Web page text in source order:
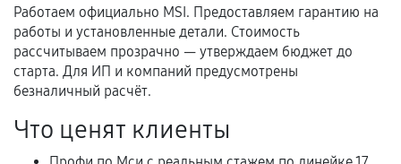
Нарушение правил эксплуатации,
механические повреждения, попадание влаги,
перегрев, коррозия.
Самостоятельный ремонт или вмешательство
Работаем официально MSI. Предоставляем гарантию на
работы и установленные детали. Стоимость
рассчитываем прозрачно — утверждаем бюджет до
старта. Для ИП и компаний предусмотрены
безналичный расчёт.
Что ценят клиенты